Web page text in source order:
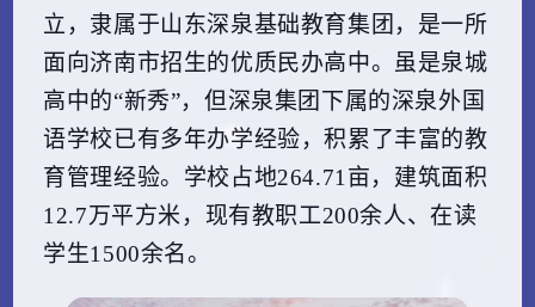
立，隶属于山东深泉基础教育集团，是一所
面向济南市招生的优质民办高中。虽是泉城
高中的“新秀”，但深泉集团下属的深泉外国
语学校已有多年办学经验，积累了丰富的教
育管理经验。学校占地264.71亩，建筑面积
12.7万平方米，现有教职工200余人、在读
学生1500余名。